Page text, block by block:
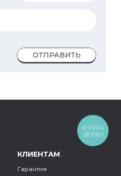
ОТПРАВИТЬ
КЛИЕНТАМ
Гарантия
КНОПКА
ЗВ'ЯЗКУ